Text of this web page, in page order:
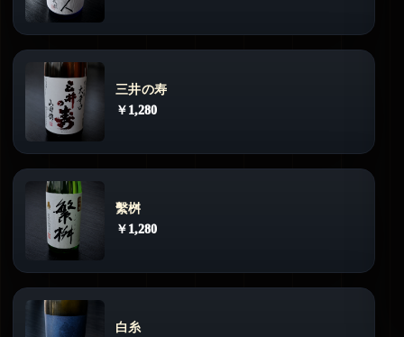
三井の寿
￥1,280
繫桝
￥1,280
白糸